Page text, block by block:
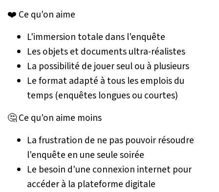
❤️ Ce qu'on aime
L'immersion totale dans l'enquête
Les objets et documents ultra-réalistes
La possibilité de jouer seul ou à plusieurs
Le format adapté à tous les emplois du
temps (enquêtes longues ou courtes)
🤔 Ce qu'on aime moins
La frustration de ne pas pouvoir résoudre
l'enquête en une seule soirée
Le besoin d'une connexion internet pour
accéder à la plateforme digitale